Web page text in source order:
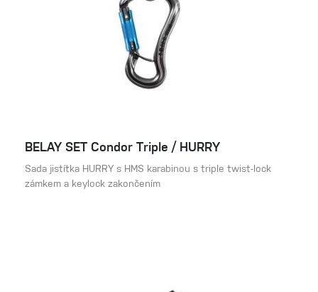
BELAY SET Condor Triple / HURRY
Sada jistítka HURRY s HMS karabinou s triple twist-lock
zámkem a keylock zakončením